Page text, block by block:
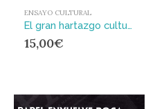
ENSAYO CULTURAL
El gran hartazgo cultural
15,00€